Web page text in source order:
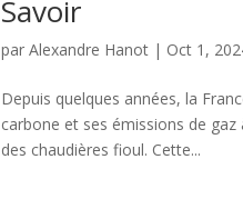
Savoir
parAlexandre Hanot | Oct 1,
Depuis quelques années, la
carbone et ses émissions de
des chaudières fioul. Cette...